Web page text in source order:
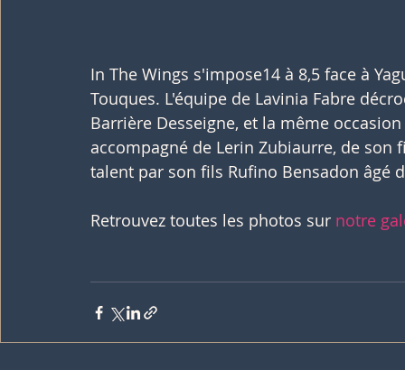
In The Wings s'impose14 à 8,5 face à
Touques. L'équipe de Lavinia Fabre
Barrière Desseigne, et la même
accompagné de Lerin Zubiaurre, de
talent par son fils Rufino Bensadon âgé
Retrouvez toutes les photos sur notre